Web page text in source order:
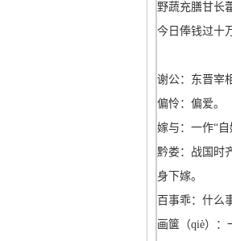
野蔬充膳甘长
今日俸钱过十
谢公：东晋宰
偏怜：偏爱。
嫁与：一作“自
黔娄：战国时
身下嫁。
百事乖：什么
画箧（qiè）：